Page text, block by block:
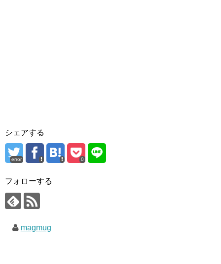
シェアする
error 0
フォローする
magmug